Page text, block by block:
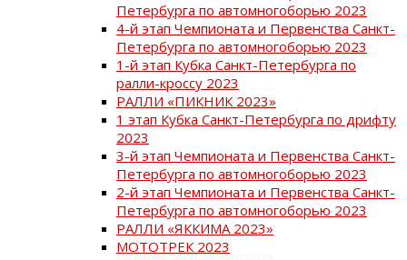
Петербурга по автомногоборью 2023
4-й этап Чемпионата и Первенства Санкт-
Петербурга по автомногоборью 2023
1-й этап Кубка Санкт-Петербурга по
ралли-кроссу 2023
РАЛЛИ «ПИКНИК 2023»
1 этап Кубка Санкт-Петербурга по дрифту
2023
3-й этап Чемпионата и Первенства Санкт-
Петербурга по автомногоборью 2023
2-й этап Чемпионата и Первенства Санкт-
Петербурга по автомногоборью 2023
РАЛЛИ «ЯККИМА 2023»
МОТОТРЕК 2023